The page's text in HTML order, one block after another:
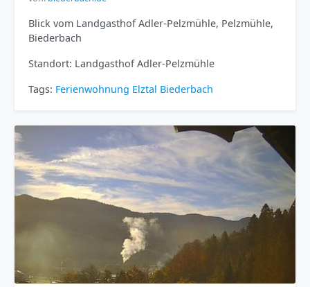
Blick vom Landgasthof Adler-Pelzmühle, Pelzmühle,
Biederbach
Standort: Landgasthof Adler-Pelzmühle
Tags: Ferienwohnung Elztal Biederbach